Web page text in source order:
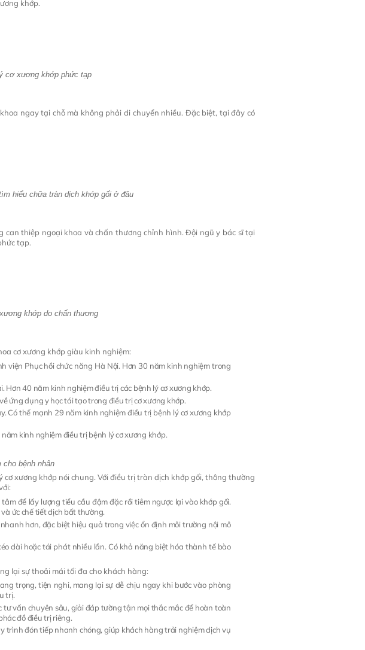
khớp.
cơ xương khớp phức tạp
ngay tại chỗ mà không phải di chuyển nhiều. Đặc biệt, tại đây có
hiểu chữa tràn dịch khớp gối ở đâu
thiệp ngoại khoa và chấn thương chỉnh hình. Đội ngũ y bác sĩ tại
tạp.
khớp do chấn thương
cơ xương khớp giàu kinh nghiệm:
viện Phục hồi chức năng Hà Nội. Hơn 30 năm kinh nghiệm trong
Hơn 40 năm kinh nghiệm điều trị các bệnh lý cơ xương khớp.
ứng dụng y học tái tạo trong điều trị cơ xương khớp.
Có thế mạnh 29 năm kinh nghiệm điều trị bệnh lý cơ xương khớp
kinh nghiệm điều trị bệnh lý cơ xương khớp.
cho bệnh nhân
xương khớp nói chung. Với điều trị tràn dịch khớp gối, thông thường
để lấy lượng tiểu cầu đậm đặc rồi tiêm ngược lại vào khớp gối.
ức chế tiết dịch bất thường.
hơn, đặc biệt hiệu quả trong việc ổn định môi trường nội mô
dài hoặc tái phát nhiều lần. Có khả năng biệt hóa thành tế bào
lại sự thoải mái tối đa cho khách hàng:
trọng, tiện nghi, mang lại sự dễ chịu ngay khi bước vào phòng
trị.
vấn chuyên sâu, giải đáp tường tận mọi thắc mắc để hoàn toàn
đồ điều trị riêng.
trình đón tiếp nhanh chóng, giúp khách hàng trải nghiệm dịch vụ